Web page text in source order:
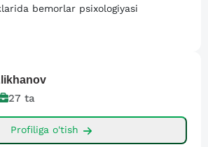
bemorlar psixologiyasi
27 ta
Profiliga o'tish